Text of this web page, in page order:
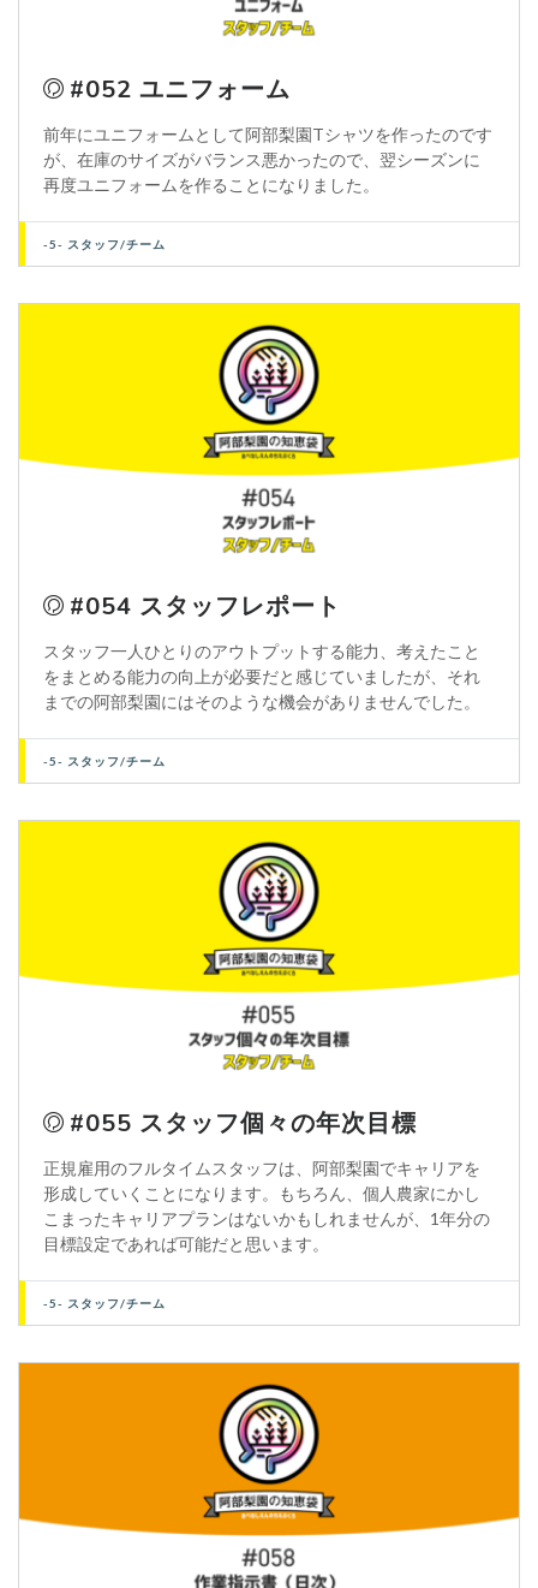
#052 ユニフォーム
前年にユニフォームとして阿部梨園Tシャツを作ったのです
が、在庫のサイズがバランス悪かったので、翌シーズンに
再度ユニフォームを作ることになりました。
-5- スタッフ/チーム
#054 スタッフレポート
スタッフ一人ひとりのアウトプットする能力、考えたこと
をまとめる能力の向上が必要だと感じていましたが、それ
までの阿部梨園にはそのような機会がありませんでした。
-5- スタッフ/チーム
#055 スタッフ個々の年次目標
正規雇用のフルタイムスタッフは、阿部梨園でキャリアを
形成していくことになります。もちろん、個人農家にかし
こまったキャリアプランはないかもしれませんが、1年分の
目標設定であれば可能だと思います。
-5- スタッフ/チーム